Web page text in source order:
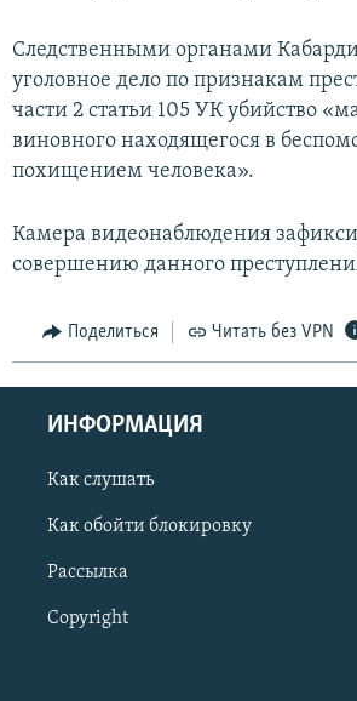
Следственными органами
уголовное дело по признакам
части 2 статьи 105 УК убийство
виновного находящегося в
похищением человека».
Камера видеонаблюдения
совершению данного
Поделиться Читать без VPN
ИНФОРМАЦИЯ
Как слушать
Как обойти блокировку
Рассылка
Copyright